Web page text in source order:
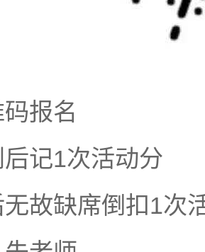
报名
记1次活动分
无故缺席倒扣1次